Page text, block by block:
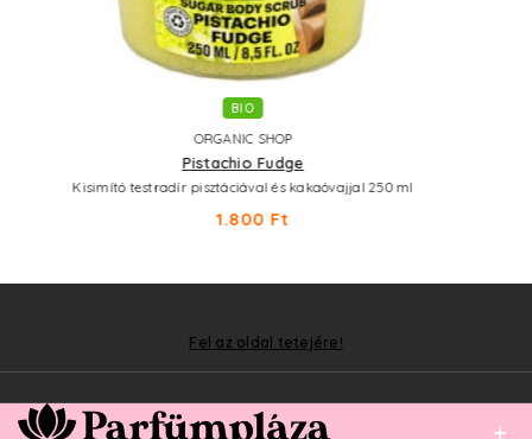
Choco 'N' Raspberry
Puhító testradír málnával és kakaóvajjal 250 ml
Fel az oldal tetejére!